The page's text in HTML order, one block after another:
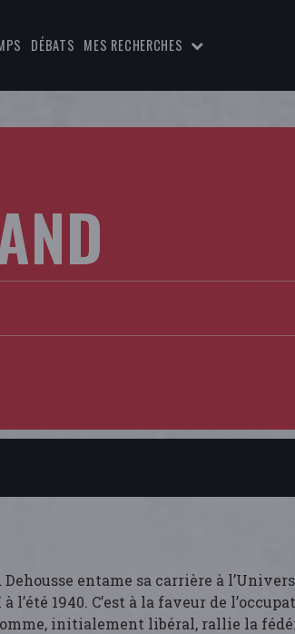
DÉBATS MES RECHERCHES
entame sa carrière à
1940. C’est à la faveur de
initialement libéral, rallie la